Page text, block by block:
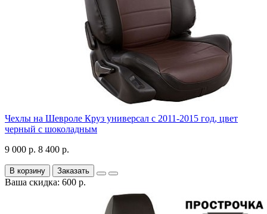
Чехлы на Шевроле Круз универсал с 2011-2015 год, цвет
черный с шоколадным
9 000 р. 8 400 р.
В корзину Заказать
Ваша скидка: 600 р.